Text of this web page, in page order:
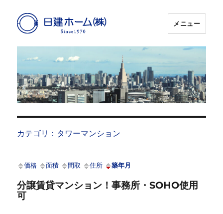
日建ホーム
メニュー
カテゴリ：タワーマンション
価格 面積 間取 住所 築年月
分譲賃貸マンション！事務所・SOHO使用
可